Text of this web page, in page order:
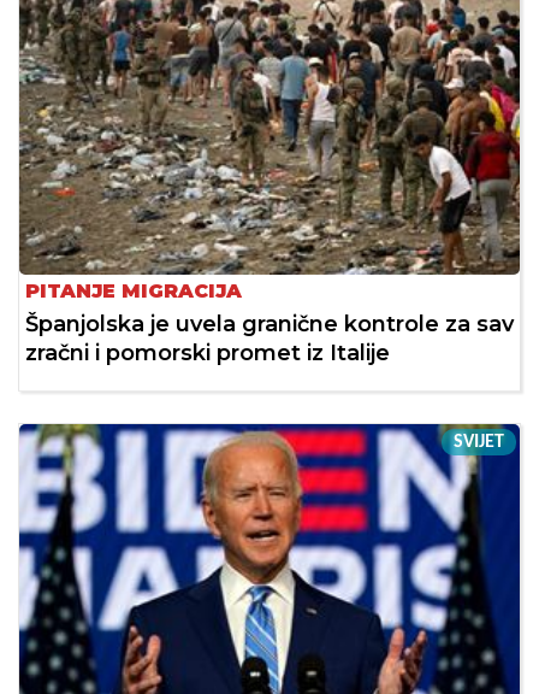
PITANJE MIGRACIJA
Španjolska je uvela granične kontrole za sav
zračni i pomorski promet iz Italije
SVIJET